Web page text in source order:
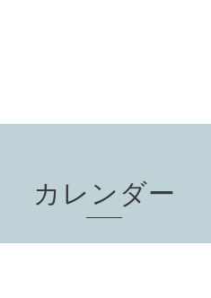
カレンダー